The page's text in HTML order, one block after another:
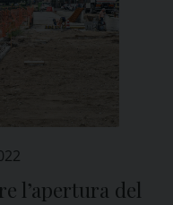
l’apertura del